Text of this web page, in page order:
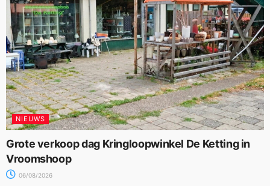
NIEUWS
Grote verkoop dag Kringloopwinkel De Ketting in
Vroomshoop
06/08/2026